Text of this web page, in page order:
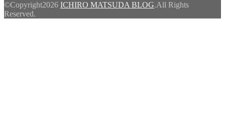
©Copyright2026 ICHIRO MATSUDA BLOG.All Rights
Reserved.